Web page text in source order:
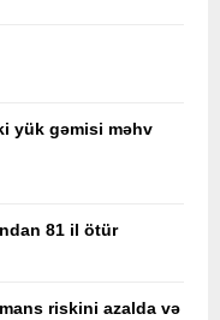
yük gəmisi məhv
81 il ötür
riskini azalda və